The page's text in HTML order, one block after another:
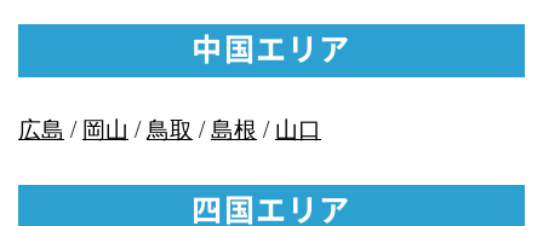
中国エリア
広島 /岡山 /鳥取 /島根 /山口
四国エリア